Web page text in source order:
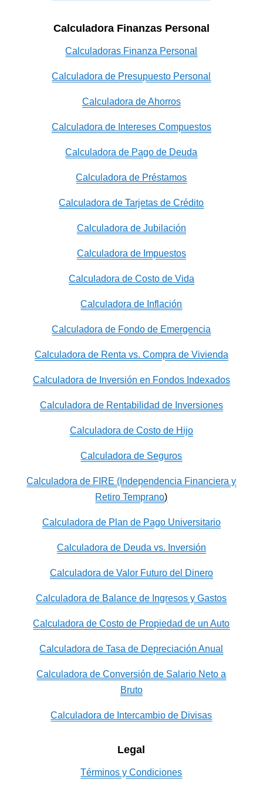
Calculadora Finanzas Personal
Calculadoras Finanza Personal
Calculadora de Presupuesto Personal
Calculadora de Ahorros
Calculadora de Intereses Compuestos
Calculadora de Pago de Deuda
Calculadora de Préstamos
Calculadora de Tarjetas de Crédito
Calculadora de Jubilación
Calculadora de Impuestos
Calculadora de Costo de Vida
Calculadora de Inflación
Calculadora de Fondo de Emergencia
Calculadora de Renta vs. Compra de Vivienda
Calculadora de Inversión en Fondos Indexados
Calculadora de Rentabilidad de Inversiones
Calculadora de Costo de Hijo
Calculadora de Seguros
Calculadora de FIRE (Independencia Financiera y
Retiro Temprano)
Calculadora de Plan de Pago Universitario
Calculadora de Deuda vs. Inversión
Calculadora de Valor Futuro del Dinero
Calculadora de Balance de Ingresos y Gastos
Calculadora de Costo de Propiedad de un Auto
Calculadora de Tasa de Depreciación Anual
Calculadora de Conversión de Salario Neto a
Bruto
Calculadora de Intercambio de Divisas
Legal
Términos y Condiciones